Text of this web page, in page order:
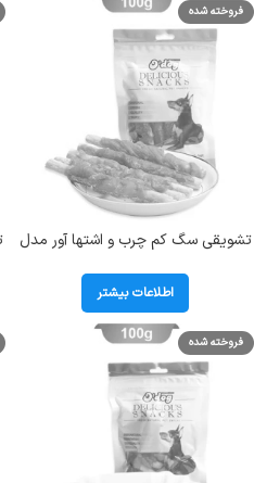
فروخته شده
تشویقی سگ کم چرب و اشتها آور مدل
گرم
اطلاعات بیشتر
فروخته شده